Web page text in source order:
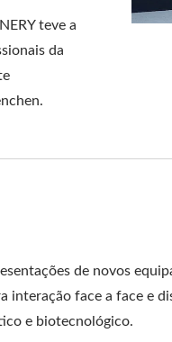
teve a
da
de novos
face a face e
e biotecnológico.